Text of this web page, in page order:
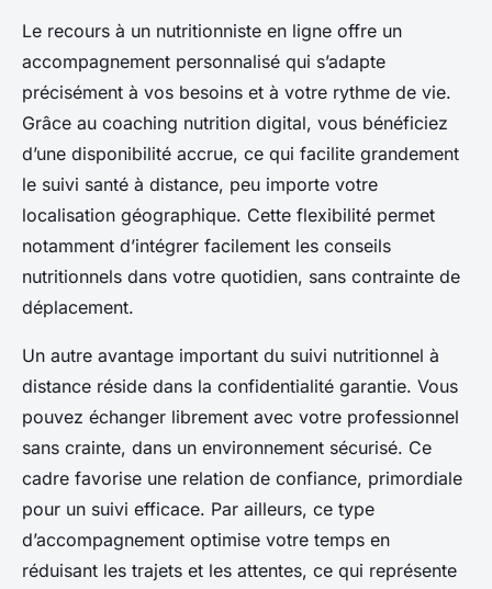
Le recours à un nutritionniste en ligne offre un
accompagnement personnalisé qui s’adapte
précisément à vos besoins et à votre rythme de vie.
Grâce au coaching nutrition digital, vous bénéficiez
d’une disponibilité accrue, ce qui facilite grandement
le suivi santé à distance, peu importe votre
localisation géographique. Cette flexibilité permet
notamment d’intégrer facilement les conseils
nutritionnels dans votre quotidien, sans contrainte de
déplacement.
Un autre avantage important du suivi nutritionnel à
distance réside dans la confidentialité garantie. Vous
pouvez échanger librement avec votre professionnel
sans crainte, dans un environnement sécurisé. Ce
cadre favorise une relation de confiance, primordiale
pour un suivi efficace. Par ailleurs, ce type
d’accompagnement optimise votre temps en
réduisant les trajets et les attentes, ce qui représente